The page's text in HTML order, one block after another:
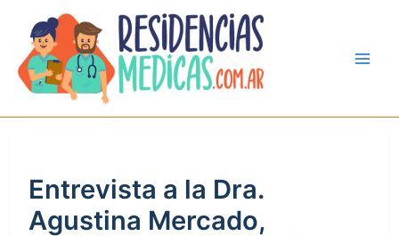
contenido
Entrevista a la Dra.
Agustina Mercado,